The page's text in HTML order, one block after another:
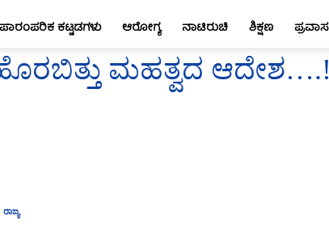
ಪಾರಂಪರಿಕ ಕಟ್ಟಡಗಳು ಆರೋಗ್ಯ ನಾಟಿರುಚಿ ಶಿಕ್ಷಣ ಪ್ರವಾಸ
ಮಹತ್ವದ ಆದೇಶ….!
ರಾಜ್ಯ